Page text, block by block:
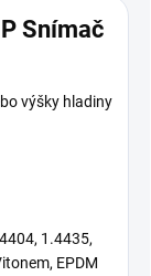
Snímač
výšky hladiny
1.4435,
EPDM